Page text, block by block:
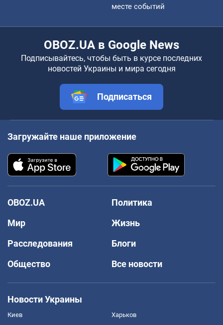
месте событий
OBOZ.UA в Google News
Подписывайтесь, чтобы быть в курсе последних
новостей Украины и мира сегодня
Подписаться
Загружайте наше приложение
OBOZ.UA
Политика
Мир
Жизнь
Расследования
Блоги
Общество
Все новости
Новости Украины
Киев Харьков